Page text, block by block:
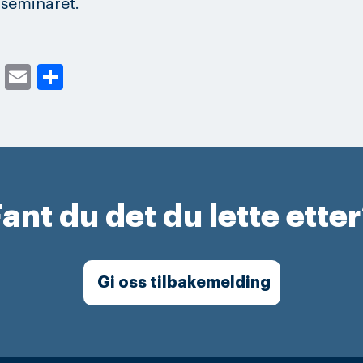
Twitter
Email
du det du lette
Gi oss tilbakemelding